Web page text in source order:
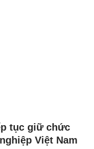
tục giữ chức
Việt Nam